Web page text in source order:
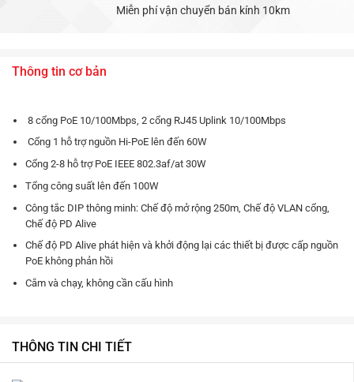
Miễn phí vận chuyển bán kính 10km
Thông tin cơ bản
8 cổng PoE 10/100Mbps, 2 cổng RJ45 Uplink 10/100Mbps
Cổng 1 hỗ trợ nguồn Hi-PoE lên đến 60W
Cổng 2-8 hỗ trợ PoE IEEE 802.3af/at 30W
Tổng công suất lên đến 100W
Công tắc DIP thông minh: Chế độ mở rộng 250m, Chế độ VLAN cổng,
Chế độ PD Alive
Chế độ PD Alive phát hiện và khởi động lại các thiết bị được cấp nguồn
PoE không phản hồi
Cắm và chạy, không cần cấu hình
THÔNG TIN CHI TIẾT